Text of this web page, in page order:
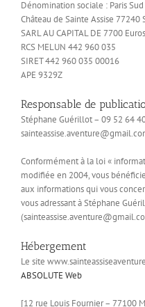
Dénomination sociale : Paris
Château de Sainte Assise 77240
SARL AU CAPITAL DE 7700 Euros
RCS MELUN 442 960 035
SIRET 442 960 035 00016
APE 9329Z
Responsable de
Stéphane Guérillot – 09 52 64
Conformément à la loi «
modifiée en 2004, vous
aux informations qui vous
vous adressant à Stéphane
(
Hébergement
Le site
ABSOLUTE Web
[12 rue Louis Fournier – 77100